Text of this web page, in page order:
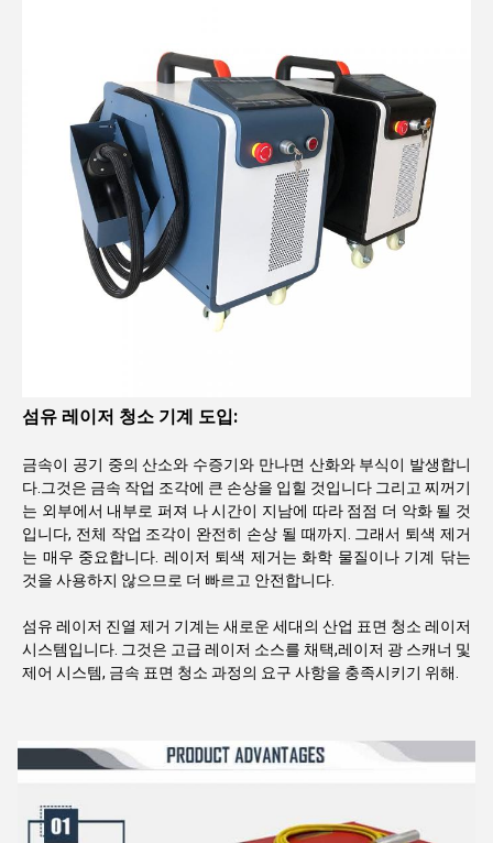
섬유 레이저 청소 기계 도입:
금속이 공기 중의 산소와 수증기와 만나면 산화와 부식이 발생합니
다.그것은 금속 작업 조각에 큰 손상을 입힐 것입니다 그리고 찌꺼기
는 외부에서 내부로 퍼져 나 시간이 지남에 따라 점점 더 악화 될 것
입니다, 전체 작업 조각이 완전히 손상 될 때까지. 그래서 퇴색 제거
는 매우 중요합니다. 레이저 퇴색 제거는 화학 물질이나 기계 닦는
것을 사용하지 않으므로 더 빠르고 안전합니다.
섬유 레이저 진열 제거 기계는 새로운 세대의 산업 표면 청소 레이저
시스템입니다. 그것은 고급 레이저 소스를 채택,레이저 광 스캐너 및
제어 시스템, 금속 표면 청소 과정의 요구 사항을 충족시키기 위해.